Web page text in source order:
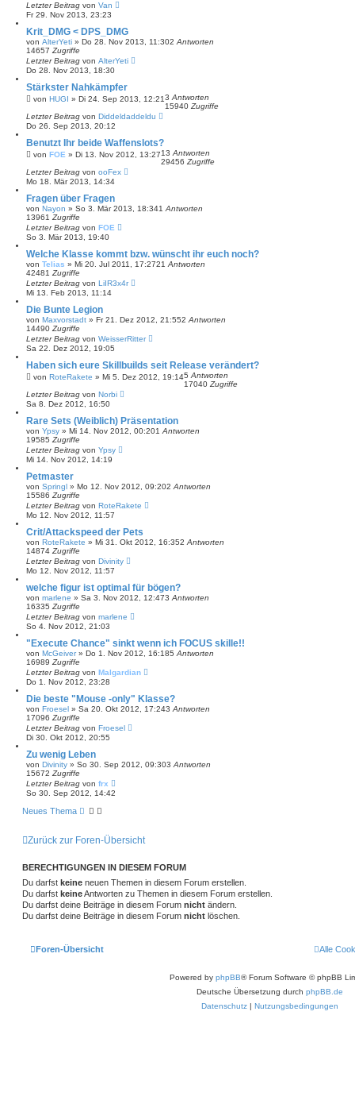
Letzter Beitrag von Van
Fr 29. Nov 2013, 23:23
Krit_DMG < DPS_DMG
von AlterYeti » Do 28. Nov 2013, 11:302 Antworten
14657 Zugriffe
Letzter Beitrag von AlterYeti
Do 28. Nov 2013, 18:30
Stärkster Nahkämpfer
von HUGI » Di 24. Sep 2013, 12:213 Antworten
15940 Zugriffe
Letzter Beitrag von Diddeldaddeldu
Do 26. Sep 2013, 20:12
Benutzt Ihr beide Waffenslots?
von FOE » Di 13. Nov 2012, 13:2713 Antworten
29456 Zugriffe
Letzter Beitrag von ooFex
Mo 18. Mär 2013, 14:34
Fragen über Fragen
von Nayon » So 3. Mär 2013, 18:341 Antworten
13961 Zugriffe
Letzter Beitrag von FOE
So 3. Mär 2013, 19:40
Welche Klasse kommt bzw. wünscht ihr euch noch?
von Telias » Mi 20. Jul 2011, 17:2721 Antworten
42481 Zugriffe
Letzter Beitrag von LiIR3x4r
Mi 13. Feb 2013, 11:14
Die Bunte Legion
von Maxvorstadt » Fr 21. Dez 2012, 21:552 Antworten
14490 Zugriffe
Letzter Beitrag von WeisserRitter
Sa 22. Dez 2012, 19:05
Haben sich eure Skillbuilds seit Release verändert?
von RoteRakete » Mi 5. Dez 2012, 19:145 Antworten
17040 Zugriffe
Letzter Beitrag von Norbi
Sa 8. Dez 2012, 16:50
Rare Sets (Weiblich) Präsentation
von Ypsy » Mi 14. Nov 2012, 00:201 Antworten
19585 Zugriffe
Letzter Beitrag von Ypsy
Mi 14. Nov 2012, 14:19
Petmaster
von Springl » Mo 12. Nov 2012, 09:202 Antworten
15586 Zugriffe
Letzter Beitrag von RoteRakete
Mo 12. Nov 2012, 11:57
Crit/Attackspeed der Pets
von RoteRakete » Mi 31. Okt 2012, 16:352 Antworten
14874 Zugriffe
Letzter Beitrag von Divinity
Mo 12. Nov 2012, 11:57
welche figur ist optimal für bögen?
von marlene » Sa 3. Nov 2012, 12:473 Antworten
16335 Zugriffe
Letzter Beitrag von marlene
So 4. Nov 2012, 21:03
"Execute Chance" sinkt wenn ich FOCUS skille!!
von McGeiver» Do 1. Nov 2012, 16:185 Antworten
16989 Zugriffe
Letzter Beitrag von Malgardian
Do 1. Nov 2012, 23:28
Die beste "Mouse -only" Klasse?
von Froesel » Sa 20. Okt 2012, 17:243 Antworten
17096 Zugriffe
Letzter Beitrag von Froesel
Di 30. Okt 2012, 20:55
Zu wenig Leben
von Divinity » So 30. Sep 2012, 09:303 Antworten
15672 Zugriffe
Letzter Beitrag von frx
So 30. Sep 2012, 14:42
Neues Thema
Zurück zur Foren-Übersicht
BERECHTIGUNGEN IN DIESEM FORUM
Du darfst keine neuen Themen in diesem Forum erstellen.
Du darfst keineAntworten zu Themen in diesem Forum erstellen.
Du darfst deine Beiträge in diesem Forum nicht ändern.
Du darfst deine Beiträge in diesem Forum nicht löschen.
Foren-Übersicht Alle
Powered by phpBB® Forum Software © phpBB
Deutsche Übersetzung durch phpBB.de
Datenschutz | Nutzungsbedingungen